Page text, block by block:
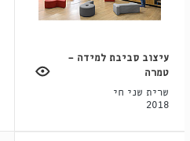
עיצוב סביבת למידה -
טמרה
שרית שני חי
2018